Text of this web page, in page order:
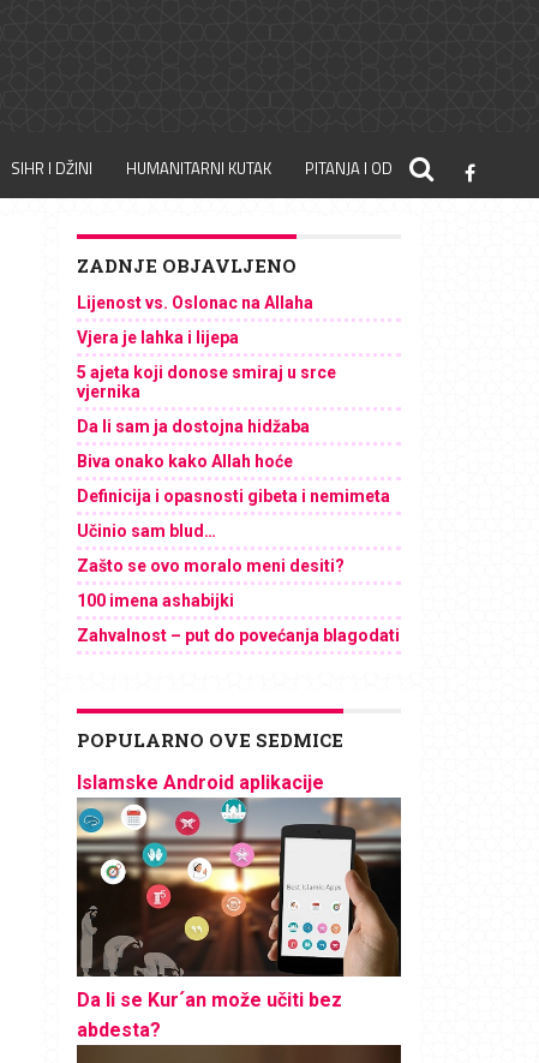
SIHR I DŽINI HUMANITARNI KUTAK PITANJA I ODGOVORI
ZADNJE OBJAVLJENO
Lijenost vs. Oslonac na Allaha
Vjera je lahka i lijepa
5 ajeta koji donose smiraj u srce
vjernika
Da li sam ja dostojna hidžaba
Biva onako kako Allah hoće
Definicija i opasnosti gibeta i nemimeta
Učinio sam blud…
Zašto se ovo moralo meni desiti?
100 imena ashabijki
Zahvalnost – put do povećanja blagodati
POPULARNO OVE SEDMICE
Islamske Android aplikacije
Da li se Kur´an može učiti bez
abdesta?